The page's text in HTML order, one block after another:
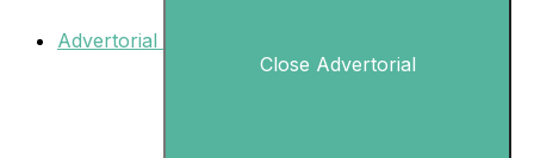
Advertorial
Close Advertorial